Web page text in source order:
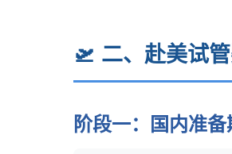
🛫 二、赴美试
阶段一：国内准备